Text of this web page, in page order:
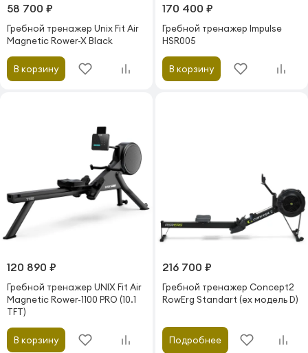
58 700 ₽
Гребной тренажер Unix Fit Air
Magnetic Rower-X Black
В корзину
170 400 ₽
Гребной тренажер Impulse
HSR005
В корзину
120 890 ₽
Гребной тренажер UNIX Fit Air
Magnetic Rower-1100 PRO (10.1
TFT)
В корзину
216 700 ₽
Гребной тренажер Concept2
RowErg Standart (ex модель D)
Подробнее